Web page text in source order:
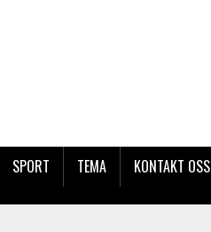
SPORT TEMA KONTAKT OSS